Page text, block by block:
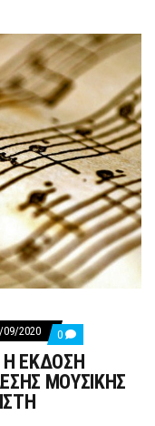
ΞΕΧΕΙΛΙΖΕΙ Η ΟΡΓΗ ΚΑΙ Η ΑΓΑΝΑΚΤΗΣΗ ΑΠΟ ΧΙΛΙΑΔΕΣ ΣΥΝΑΔΕΛΦΟΥΣ
09/2020 0 COMMENTS
ON
ΑΠΑΡΑΔΕΚΤΗ
ΚΑΙ
ΠΑΡΑΝΟΜΗ
ΕΚΔΟΣΗ
ΜΟΥΣΙΚΗΣ